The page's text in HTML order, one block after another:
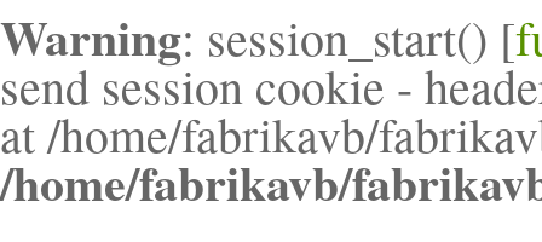
Warning: session_start() [
send session cookie -
at /home/fabrikavb/
/home/fabrikavb/